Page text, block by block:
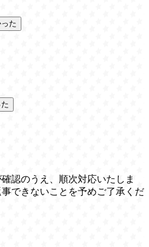
た
認のうえ、順次対応いたしま
できないことを予めご了承くだ